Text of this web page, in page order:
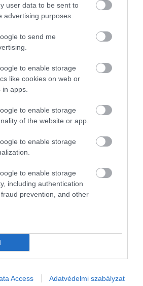
user data to be sent to
advertising purposes.
to send me
to enable storage
like cookies on web or
apps.
to enable storage
of the website or app.
to enable storage
to enable storage
including authentication
prevention, and other
Access Adatvédelmi szabályzat